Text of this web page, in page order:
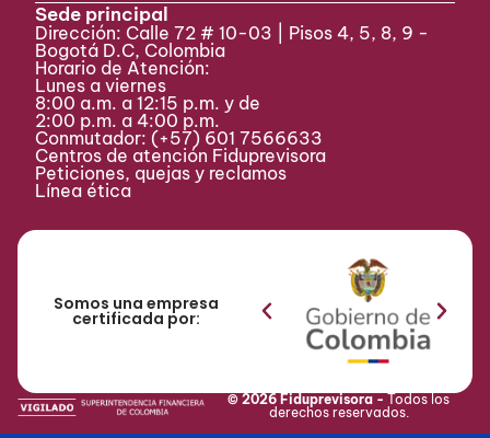
Sede principal
Dirección: Calle 72 # 10-03 | Pisos 4, 5, 8, 9 -
Bogotá D.C, Colombia
Horario de Atención:
Lunes a viernes
8:00 a.m. a 12:15 p.m. y de
2:00 p.m. a 4:00 p.m.
Conmutador: (+57) 601 7566633
Centros de atención Fiduprevisora
Peticiones, quejas y reclamos
Línea ética
Somos una empresa
certificada por:
© 2026 Fiduprevisora -Todos los
derechos reservados.